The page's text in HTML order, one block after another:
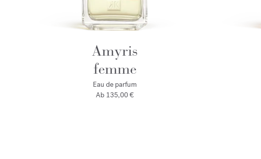
Amyris
femme
Eau de parfum
Ab 135,00 €